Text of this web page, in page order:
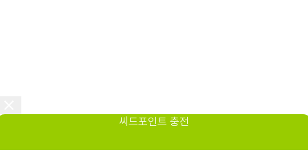
씨드포인트 충전